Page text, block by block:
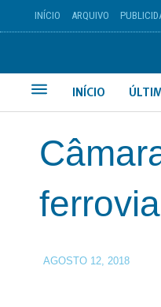
INÍCIO ARQUIVO
INÍCIO
ferrovia
AGOSTO 12, 2018